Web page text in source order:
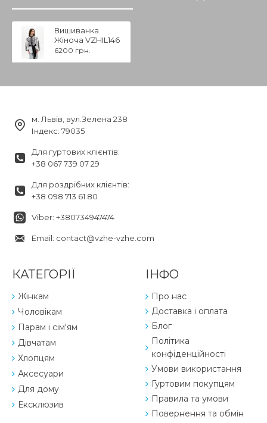
Вишиванка
Жіноча VZHIL146
6200 грн.
м. Львів, вул.Зелена 238
Індекс: 79035
Для гуртових клієнтів:
+38 067 739 07 29
Для роздрібних клієнтів:
+38 098 713 61 80
Viber: +380734947474
Email: contact@vzhe-vzhe.com
КАТЕГОРІЇ
Жінкам
Чоловікам
Парам і сім'ям
Дівчатам
Хлопцям
Аксесуари
Для дому
Ексклюзив
ІНФО
Про нас
Доставка і оплата
Блог
Політика
конфіденційності
Умови використання
Гуртовим покупцям
Правила та умови
Повернення та обмін